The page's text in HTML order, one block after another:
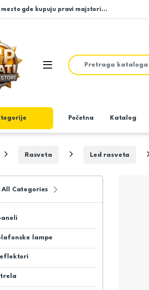
mesto gde kupuju pravi majstori…
Open
Search for:
Početna Katalog
Rasveta Led rasveta
All Categories
lampe